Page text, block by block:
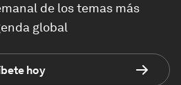
de los temas más
global
hoy